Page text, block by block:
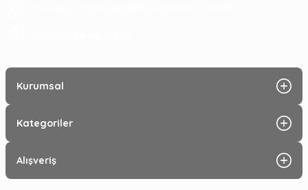
Kurumsal
Kategoriler
Alışveriş